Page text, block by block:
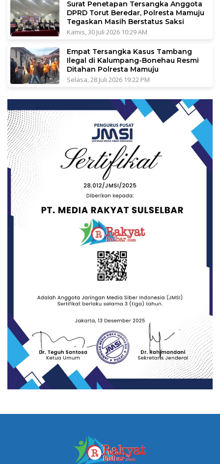
Surat Penetapan Tersangka Anggota
DPRD Torut Beredar, Polresta Mamuju
Tegaskan Masih Berstatus Saksi
Kamis, 30 Juli 2026 10:29 AM
Empat Tersangka Kasus Tambang
Ilegal di Kalumpang-Bonehau Resmi
Ditahan Polresta Mamuju
Selasa, 28 Juli 2026 19:22 PM